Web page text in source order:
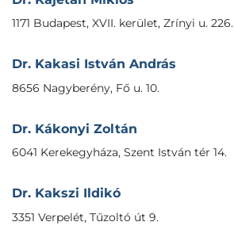
1171 Budapest, XVII. kerület, Zrínyi u. 226.
Dr. Kakasi István András
8656 Nagyberény, Fő u. 10.
Dr. Kákonyi Zoltán
6041 Kerekegyháza, Szent István tér 14.
Dr. Kakszi Ildikó
3351 Verpelét, Tűzoltó út 9.